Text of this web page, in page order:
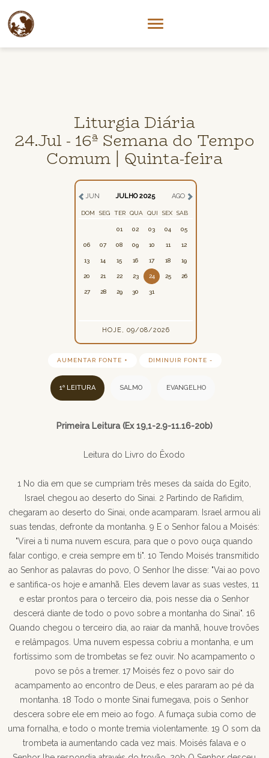
Liturgia Diária
24.Jul - 16ª Semana do Tempo
Comum | Quinta-feira
JUN JULHO 2025 AGO
DOM SEG TER QUA QUI SEX SAB
01 02 03 04 05
06 07 08 09 10 11 12
13 14 15 16 17 18 19
20 21 22 23 24 25 26
27 28 29 30 31
HOJE, 09/08/2026
AUMENTAR FONTE + DIMINUIR FONTE -
1ª LEITURA SALMO EVANGELHO
Primeira Leitura (Ex 19,1-2.9-11.16-20b)
Leitura do Livro do Êxodo
1 No dia em que se cumpriam três meses da saída do Egito,
Israel chegou ao deserto do Sinai. 2 Partindo de Rafidim,
chegaram ao deserto do Sinai, onde acamparam. Israel armou ali
suas tendas, defronte da montanha. 9 E o Senhor falou a Moisés:
"Virei a ti numa nuvem escura, para que o povo ouça quando
falar contigo, e creia sempre em ti". 10 Tendo Moisés transmitido
ao Senhor as palavras do povo, O Senhor lhe disse: "Vai ao povo
e santifica-os hoje e amanhã. Eles devem lavar as suas vestes, 11
e estar prontos para o terceiro dia, pois nesse dia o Senhor
descerá diante de todo o povo sobre a montanha do Sinai". 16
Quando chegou o terceiro dia, ao raiar da manhã, houve trovões
e relâmpagos. Uma nuvem espessa cobriu a montanha, e um
fortíssimo som de trombetas se fez ouvir. No acampamento o
povo se pôs a tremer. 17 Moisés fez o povo sair do
acampamento ao encontro de Deus, e eles pararam ao pé da
montanha. 18 Todo o monte Sinai fumegava, pois o Senhor
descera sobre ele em meio ao fogo. A fumaça subia como de
uma fornalha, e todo o monte tremia violentamente. 19 O som da
trombeta ia aumentando cada vez mais. Moisés falava e o